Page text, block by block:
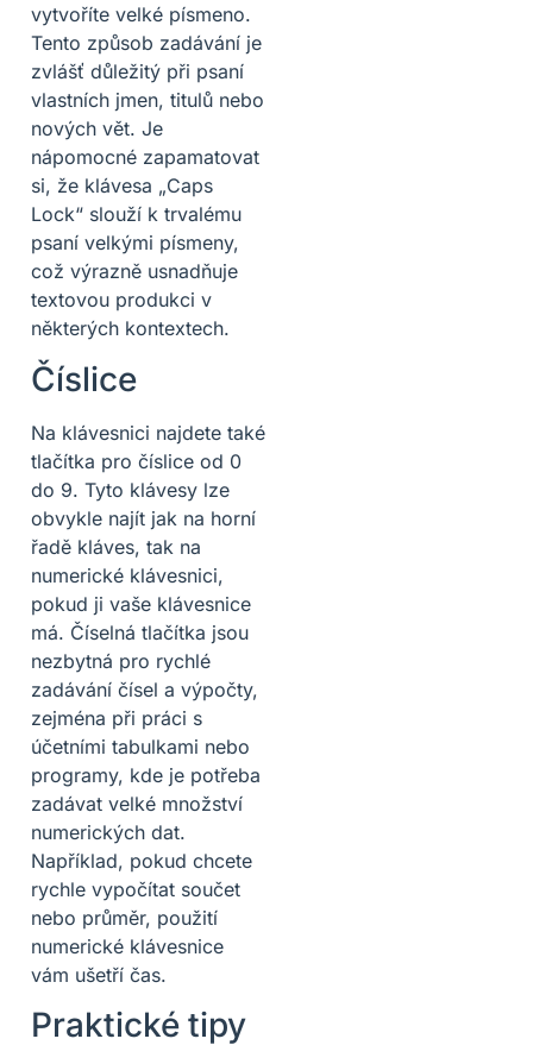
vytvoříte velké písmeno.
Tento způsob zadávání je
zvlášť důležitý při psaní
vlastních jmen, titulů nebo
nových vět. Je
nápomocné zapamatovat
si, že klávesa „Caps
Lock“ slouží k trvalému
psaní velkými písmeny,
což výrazně usnadňuje
textovou produkci v
některých kontextech.
Číslice
Na klávesnici najdete také
tlačítka pro číslice od 0
do 9. Tyto klávesy lze
obvykle najít jak na horní
řadě kláves, tak na
numerické klávesnici,
pokud ji vaše klávesnice
má. Číselná tlačítka jsou
nezbytná pro rychlé
zadávání čísel a výpočty,
zejména při práci s
účetními tabulkami nebo
programy, kde je potřeba
zadávat velké množství
numerických dat.
Například, pokud chcete
rychle vypočítat součet
nebo průměr, použití
numerické klávesnice
vám ušetří čas.
Praktické tipy